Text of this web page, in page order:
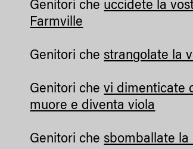
Genitori che uccidete la
Farmville
Genitori chestrangolate la
Genitori chevi dimenticate
muore e diventa viola
Genitori chesbomballate la